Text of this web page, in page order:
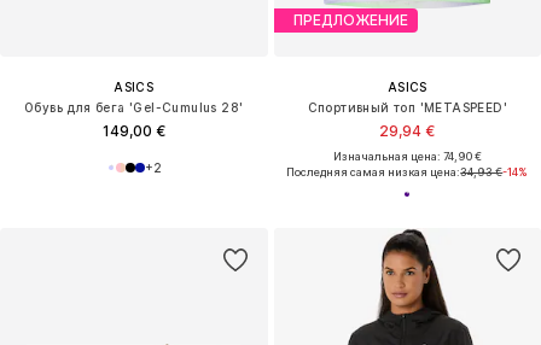
ASICS
Обувь для бега 'Gel-Cumulus 28'
149,00 €
+2
ПРЕДЛОЖЕНИЕ
ASICS
Спортивный топ 'METASPEED'
29,94 €
Изначальная цена: 74,90 €
Последняя самая низкая цена:34,93 €-14%